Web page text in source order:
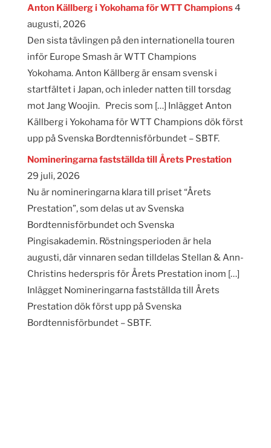
Anton Källberg i Yokohama för WTT Champions4
augusti, 2026
Den sista tävlingen på den internationella touren
inför Europe Smash är WTT Champions
Yokohama. Anton Källberg är ensam svensk i
startfältet i Japan, och inleder natten till torsdag
mot Jang Woojin. Precis som […] Inlägget Anton
Källberg i Yokohama för WTT Champions dök först
upp på Svenska Bordtennisförbundet – SBTF.
Nomineringarna fastställda till Årets Prestation
29 juli, 2026
Nu är nomineringarna klara till priset “Årets
Prestation”, som delas ut av Svenska
Bordtennisförbundet och Svenska
Pingisakademin. Röstningsperioden är hela
augusti, där vinnaren sedan tilldelas Stellan & Ann-
Christins hederspris för Årets Prestation inom […]
Inlägget Nomineringarna fastställda till Årets
Prestation dök först upp på Svenska
Bordtennisförbundet – SBTF.